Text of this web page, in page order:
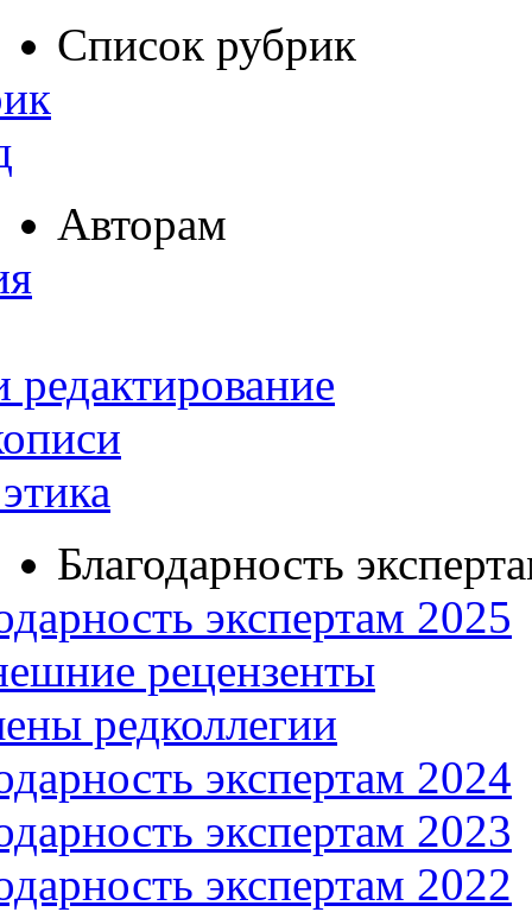
Список рубрик
Авторам
редактирование
Благодарность
экспертам 2025
рецензенты
редколлегии
экспертам 2024
экспертам 2023
экспертам 2022